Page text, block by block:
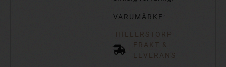
VARUMÄRKE:
HILLERSTORP
FRAKT &
LEVERANS